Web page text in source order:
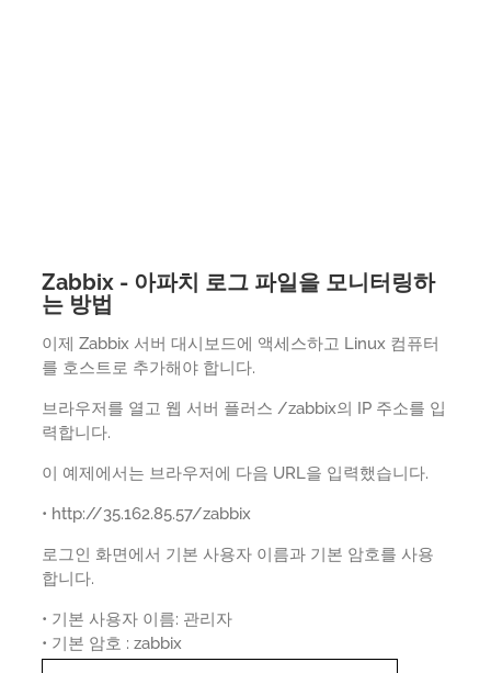
Zabbix - 아파치 로그 파일을 모니터링하
는 방법
이제 Zabbix 서버 대시보드에 액세스하고 Linux 컴퓨터
를 호스트로 추가해야 합니다.
브라우저를 열고 웹 서버 플러스 /zabbix의 IP 주소를 입
력합니다.
이 예제에서는 브라우저에 다음 URL을 입력했습니다.
• http://35.162.85.57/zabbix
로그인 화면에서 기본 사용자 이름과 기본 암호를 사용
합니다.
• 기본 사용자 이름: 관리자
• 기본 암호 : zabbix